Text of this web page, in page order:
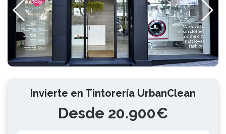
Invierte en Tintorería UrbanClean
Desde 20.900€